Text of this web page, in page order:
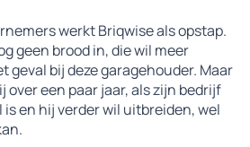
werkt Briqwise als opstap.
geen brood in, die wil meer
geval bij deze garagehouder. Maar
over een paar jaar, als zijn bedrijf
en hij verder wil uitbreiden, wel